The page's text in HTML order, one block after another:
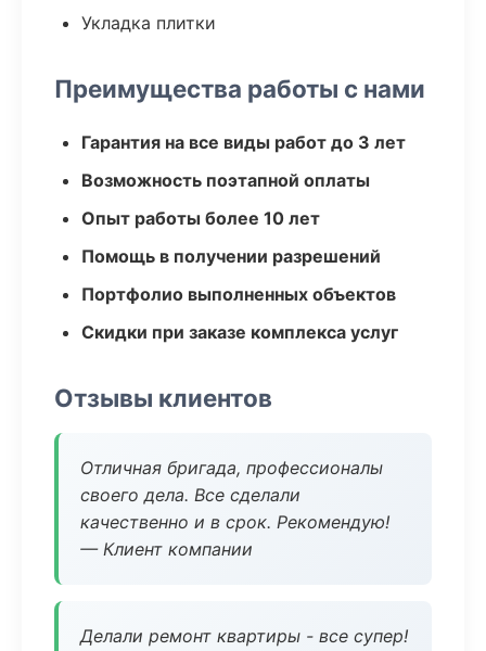
Укладка плитки
Преимущества работы с нами
Гарантия на все виды работ до 3 лет
Возможность поэтапной оплаты
Опыт работы более 10 лет
Помощь в получении разрешений
Портфолио выполненных объектов
Скидки при заказе комплекса услуг
Отзывы клиентов
Отличная бригада, профессионалы
своего дела. Все сделали
качественно и в срок. Рекомендую!
— Клиент компании
Делали ремонт квартиры - все супер!